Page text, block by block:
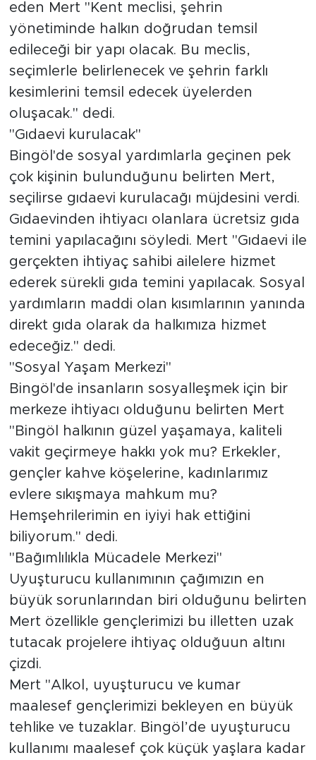
eden Mert "Kent meclisi, şehrin
yönetiminde halkın doğrudan temsil
edileceği bir yapı olacak. Bu meclis,
seçimlerle belirlenecek ve şehrin farklı
kesimlerini temsil edecek üyelerden
oluşacak." dedi.
"Gıdaevi kurulacak"
Bingöl'de sosyal yardımlarla geçinen pek
çok kişinin bulunduğunu belirten Mert,
seçilirse gıdaevi kurulacağı müjdesini verdi.
Gıdaevinden ihtiyacı olanlara ücretsiz gıda
temini yapılacağını söyledi. Mert "Gıdaevi ile
gerçekten ihtiyaç sahibi ailelere hizmet
ederek sürekli gıda temini yapılacak. Sosyal
yardımların maddi olan kısımlarının yanında
direkt gıda olarak da halkımıza hizmet
edeceğiz." dedi.
"Sosyal Yaşam Merkezi"
Bingöl'de insanların sosyalleşmek için bir
merkeze ihtiyacı olduğunu belirten Mert
"Bingöl halkının güzel yaşamaya, kaliteli
vakit geçirmeye hakkı yok mu? Erkekler,
gençler kahve köşelerine, kadınlarımız
evlere sıkışmaya mahkum mu?
Hemşehrilerimin en iyiyi hak ettiğini
biliyorum." dedi.
"Bağımlılıkla Mücadele Merkezi"
Uyuşturucu kullanımının çağımızın en
büyük sorunlarından biri olduğunu belirten
Mert özellikle gençlerimizi bu illetten uzak
tutacak projelere ihtiyaç olduğuun altını
çizdi.
Mert "Alkol, uyuşturucu ve kumar
maalesef gençlerimizi bekleyen en büyük
tehlike ve tuzaklar. Bingöl’de uyuşturucu
kullanımı maalesef çok küçük yaşlara kadar